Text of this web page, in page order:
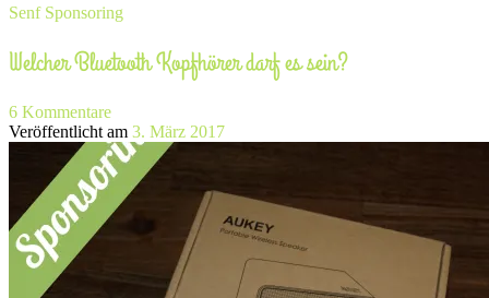
Senf Sponsoring
Welcher Bluetooth Kopfhörer darf es sein?
6 Kommentare
Veröffentlicht am 3. März 2017